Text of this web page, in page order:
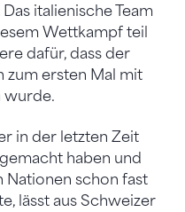
italienische Team
Wettkampf teil
dafür, dass der
zum ersten Mal mit
wurde.
in der letzten Zeit
haben und
Nationen schon fast
lässt aus Schweizer